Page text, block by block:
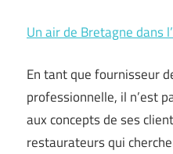
Un air de Bretagne dans
En tant que fournisseur
professionnelle, il n’est
aux concepts de ses
restaurateurs qui